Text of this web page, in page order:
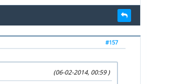
#157
(06-02-2014, 00:59 )